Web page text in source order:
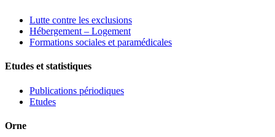
Lutte contre les exclusions
Hébergement – Logement
Formations sociales et paramédicales
Etudes et statistiques
Publications périodiques
Etudes
Orne